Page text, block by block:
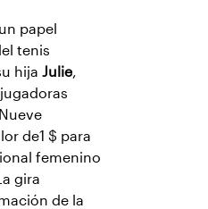
papel
tenis
hija Julie,
de1 $ para
femenino
gira
de la